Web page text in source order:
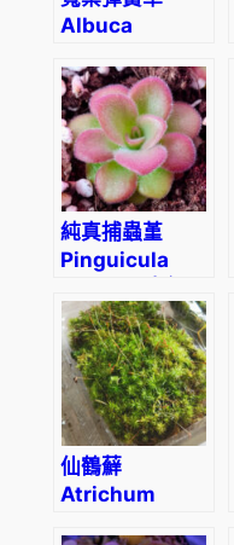
Albuca
純真捕蟲堇
Pinguicula
3-5cm)
仙鶴蘚
Atrichum